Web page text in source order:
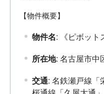
【物件概要】
物件名: 《ピボット
所在地: 名古屋市中
交通: 名鉄瀬戸線「